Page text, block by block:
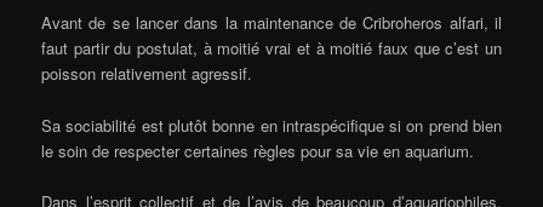
Avant de se lancer dans la maintenance de Cribroheros alfari, il
faut partir du postulat, à moitié vrai et à moitié faux que c’est un
poisson relativement agressif.
Sa sociabilité est plutôt bonne en intraspécifique si on prend bien
le soin de respecter certaines règles pour sa vie en aquarium.
Dans l’esprit collectif et de l’avis de beaucoup d’aquariophiles,